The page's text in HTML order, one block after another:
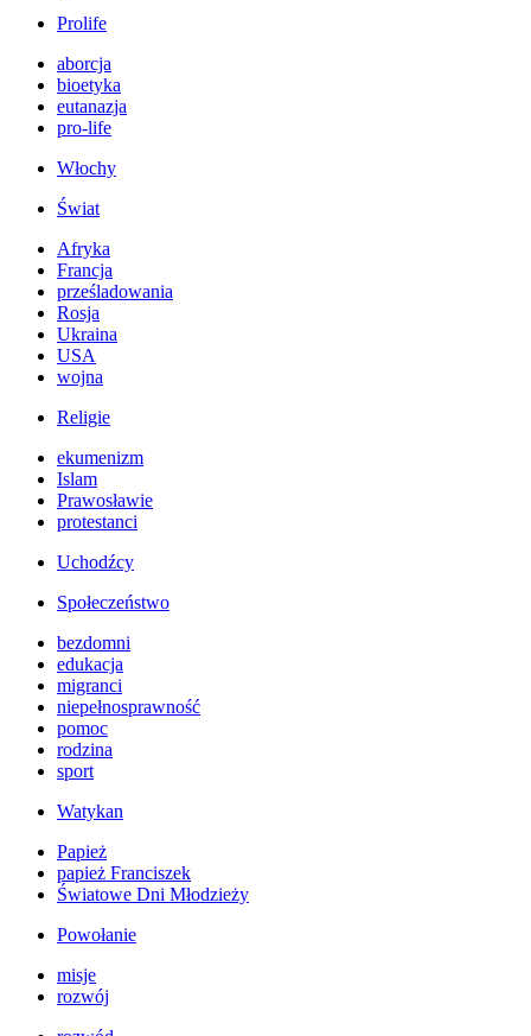
Prolife
aborcja
bioetyka
eutanazja
pro-life
Włochy
Świat
Afryka
Francja
prześladowania
Rosja
Ukraina
USA
wojna
Religie
ekumenizm
Islam
Prawosławie
protestanci
Uchodźcy
Społeczeństwo
bezdomni
edukacja
migranci
niepełnosprawność
pomoc
rodzina
sport
Watykan
Papież
papież Franciszek
Światowe Dni Młodzieży
Powołanie
misje
rozwój